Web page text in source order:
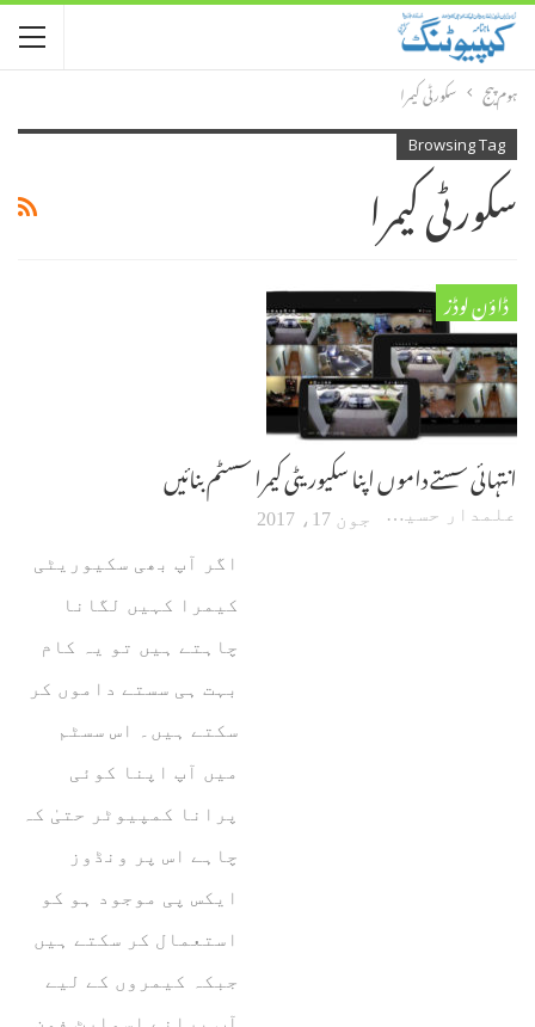
ہوم پیج سکورٹی کیمرا
Browsing Tag
سکورٹی کیمرا
ڈاؤن لوڈز
انتہائی سستے داموں اپنا سکیوریٹی کیمرا سسٹم بنائیں
علمدار حسین جون 17، 2017
اگر آپ بھی سکیوریٹی
کیمرا کہیں لگانا
چاہتے ہیں تو یہ کام
بہت ہی سستے داموں کر
سکتے ہیں۔ اس سسٹم
میں آپ اپنا کوئی
پرانا کمپیوٹر حتیٰ کہ
چاہے اس پر ونڈوز
ایکس پی موجود ہو کو
استعمال کر سکتے ہیں
جبکہ کیمروں کے لیے